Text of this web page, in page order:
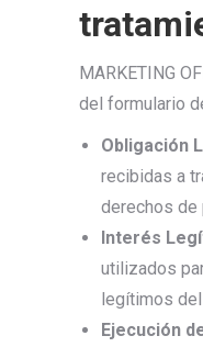
MARKETING
del formulario
Obligación
recibidas a
derechos de
Interés
utilizados
legítimos
Ejecución